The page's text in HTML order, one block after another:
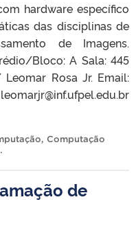
hardware específico
das disciplinas de
de Imagens.
Bloco: A Sala: 445
Rosa Jr. Email:
, Computação
.
de